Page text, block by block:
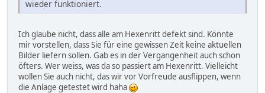
wieder funktioniert.
Ich glaube nicht, dass alle am Hexenritt defekt sind. Könnte
mir vorstellen, dass Sie für eine gewissen Zeit keine aktuellen
Bilder liefern sollen. Gab es in der Vergangenheit auch schon
öfters. Wer weiss, was da so passiert am Hexenritt. Vielleicht
wollen Sie auch nicht, das wir vor Vorfreude ausflippen, wenn
die Anlage getestet wird haha